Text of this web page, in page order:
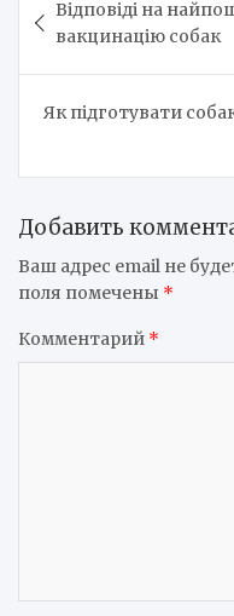
по
записям
Відповіді на
вакцинацію собак
Як підготувати
Добавить
Ваш адрес email не
поля помечены *
Комментарий *